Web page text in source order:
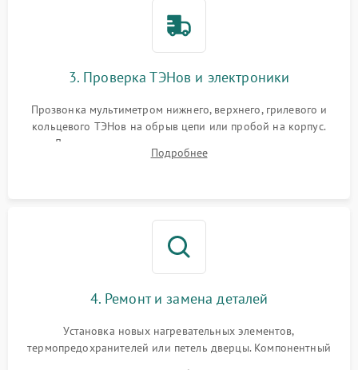
3. Проверка ТЭНов и электроники
Прозвонка мультиметром нижнего, верхнего, грилевого и
кольцевого ТЭНов на обрыв цепи или пробой на корпус.
Диагностика термостата, датчиков температуры,
переключателя режимов и мотора конвекции.
Подробнее
4. Ремонт и замена деталей
Установка новых нагревательных элементов,
термопредохранителей или петель дверцы. Компонентный